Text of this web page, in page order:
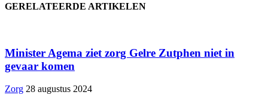
GERELATEERDE ARTIKELEN
Minister Agema ziet zorg Gelre Zutphen niet in
gevaar komen
Zorg 28 augustus 2024